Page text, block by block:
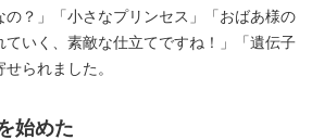
の？」「小さなプリンセス」「おばあ様の
ていく、素敵な仕立てですね！」「遺伝子
られました。
始めた